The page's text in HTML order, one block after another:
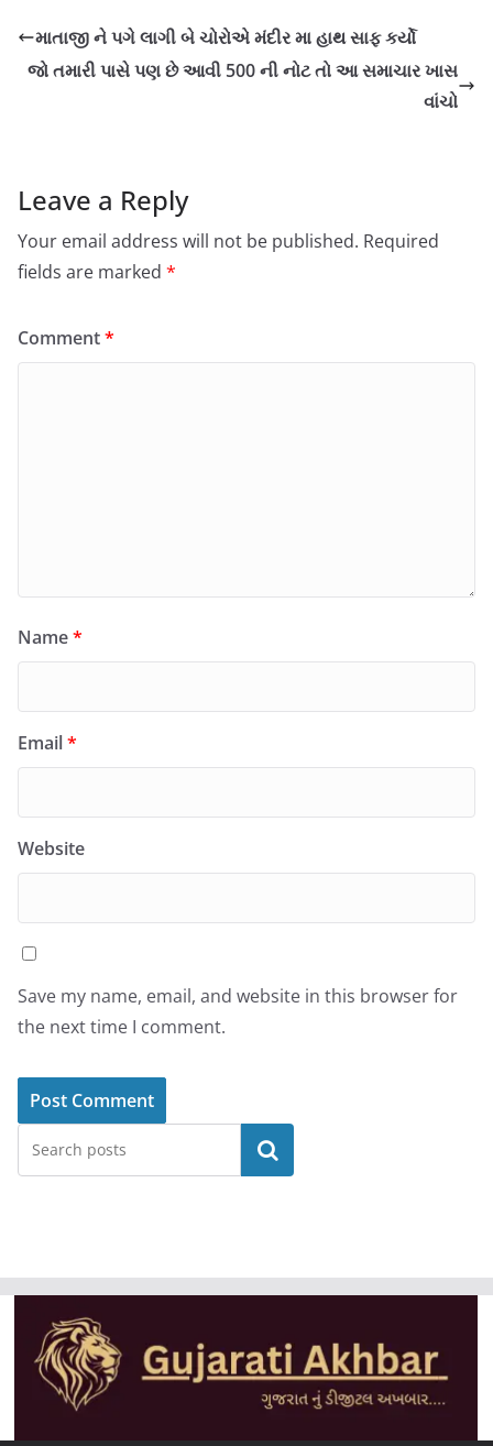
માતાજી ને પગે લાગી બે ચોરોએ મંદીર મા હાથ સાફ કર્યો
જો તમારી પાસે પણ છે આવી 500 ની નોટ તો આ સમાચાર ખાસ
વાંચો
Leave a Reply
Your email address will not be published. Required
fields are marked *
Comment*
Name*
Email*
Website
Save my name, email, and website in this browser for
the next time I comment.
Search